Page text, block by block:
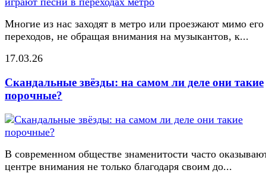
Многие из нас заходят в метро или проезжают мимо его
переходов, не обращая внимания на музыкантов, к...
17.03.26
Скандальные звёзды: на самом ли деле они такие
порочные?
В современном обществе знаменитости часто
центре внимания не только благодаря своим до...